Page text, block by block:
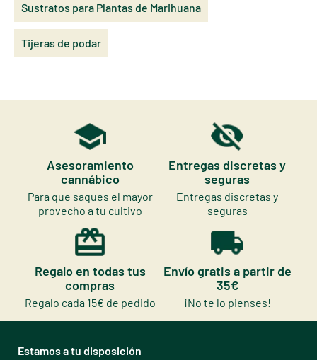
Sustratos para Plantas de Marihuana
Tijeras de podar
Asesoramiento
cannábico
Para que saques el mayor
provecho a tu cultivo
Entregas discretas y
seguras
Entregas discretas y
seguras
Regalo en todas tus
compras
Regalo cada 15€ de pedido
Envío gratis a partir de
35€
¡No te lo pienses!
Estamos a tu disposición